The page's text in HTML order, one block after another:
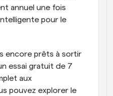
annuel une fois
pour le
encore prêts à sortir
essai gratuit de 7
aux
pouvez explorer le